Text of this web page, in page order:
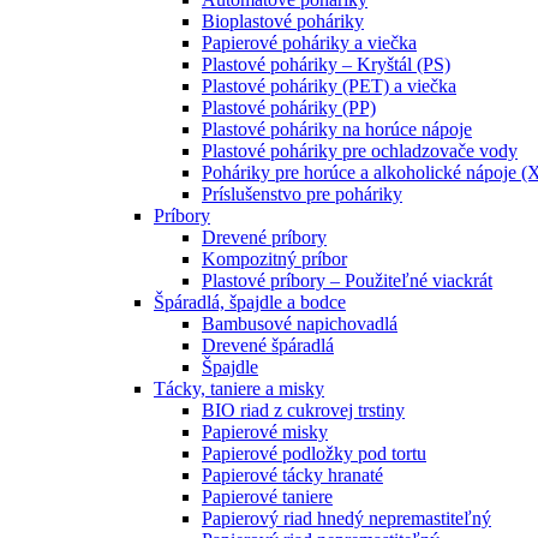
Bioplastové poháriky
Papierové poháriky a viečka
Plastové poháriky – Kryštál (PS)
Plastové poháriky (PET) a viečka
Plastové poháriky (PP)
Plastové poháriky na horúce nápoje
Plastové poháriky pre ochladzovače vody
Poháriky pre horúce a alkoholické nápoje
Príslušenstvo pre poháriky
Príbory
Drevené príbory
Kompozitný príbor
Plastové príbory – Použiteľné viackrát
Špáradlá, špajdle a bodce
Bambusové napichovadlá
Drevené špáradlá
Špajdle
Tácky, taniere a misky
BIO riad z cukrovej trstiny
Papierové misky
Papierové podložky pod tortu
Papierové tácky hranaté
Papierové taniere
Papierový riad hnedý nepremastiteľný